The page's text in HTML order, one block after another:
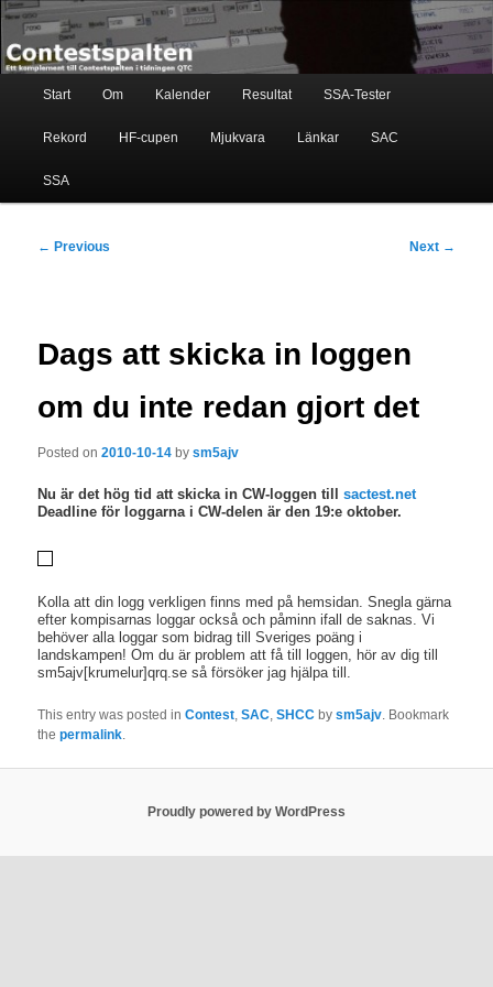
Skip
primary
content
Contestspalten
Ett komplement till contestspalten i tidningen QTC
Start Om Kalender Resultat SSA-Tester
Rekord HF-cupen Mjukvara Länkar SAC
SSA
Post
← Previous Next →
Dags att skicka in loggen
om du inte redan gjort det
Posted on2010-10-14 bysm5ajv
Nu är det hög tid att skicka in CW-loggen till
sactest.net
Deadline för loggarna i CW-delen är den 19:e oktober.
Kolla att din logg verkligen finns med på hemsidan. Snegla gärna
efter kompisarnas loggar också och påminn ifall de saknas. Vi
behöver alla loggar som bidrag till Sveriges poäng i
landskampen! Om du är problem att få till loggen, hör av dig till
sm5ajv[krumelur]qrq.se så försöker jag hjälpa till.
This entry was posted inContest,SAC,SHCC bysm5ajv. Bookmark
thepermalink.
Proudly powered by WordPress